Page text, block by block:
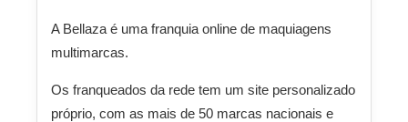
A Bellaza é uma franquia online de maquiagens
multimarcas.
Os franqueados da rede tem um site personalizado
próprio, com as mais de 50 marcas nacionais e